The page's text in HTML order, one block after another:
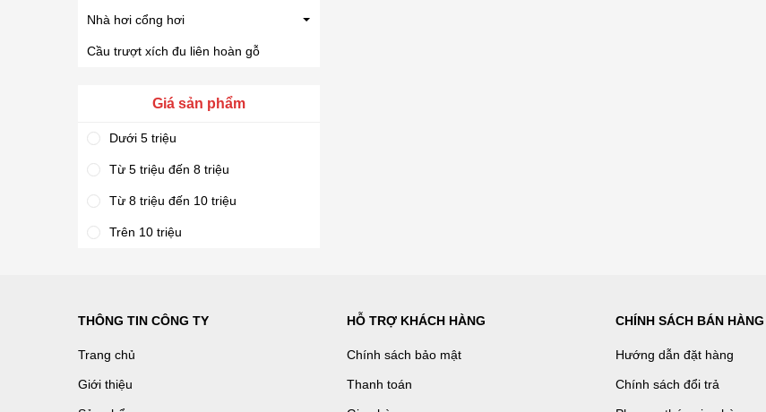
Nhà hơi cổng hơi
Cầu trượt xích đu liên hoàn gỗ
Giá sản phẩm
Dưới 5 triệu
Từ 5 triệu đến 8 triệu
Từ 8 triệu đến 10 triệu
Trên 10 triệu
THÔNG TIN CÔNG TY
Trang chủ
Giới thiệu
HỖ TRỢ KHÁCH HÀNG
Chính sách bảo mật
Thanh toán
CHÍNH SÁCH BÁN HÀNG
Hướng dẫn đặt hàng
Chính sách đổi trả